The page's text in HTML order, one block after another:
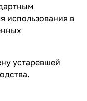
использования в
устаревшей